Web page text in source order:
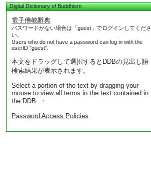
Digital Dictionary of Buddhism
電子佛教辭典
パスワードがない場合は「guest」でログインしてくださ
い。
Users who do not have a password can log in with the
userID "guest".
本文をドラッグして選択するとDDBの見出し語
検索結果が表示されます。
Select a portion of the text by dragging your
mouse to view all terms in the text contained in
the DDB. ・
Password Access Policies